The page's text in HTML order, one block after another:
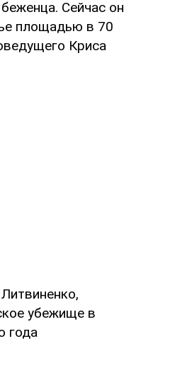
Сейчас он
площадью в 70
Криса
убежище в
года